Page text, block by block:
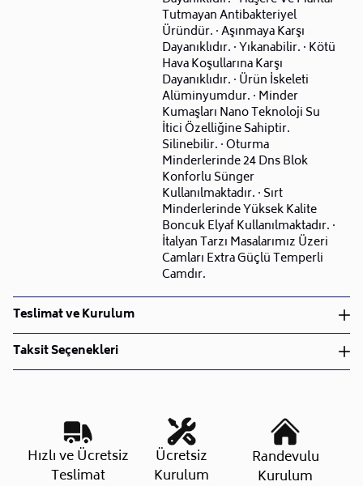
Tutmayan Antibakteriyel
Üründür. · Aşınmaya Karşı
Dayanıklıdır. · Yıkanabilir. · Kötü
Hava Koşullarına Karşı
Dayanıklıdır. · Ürün İskeleti
Alüminyumdur. · Minder
Kumaşları Nano Teknoloji Su
İtici Özelliğine Sahiptir.
Silinebilir. · Oturma
Minderlerinde 24 Dns Blok
Konforlu Sünger
Kullanılmaktadır. · Sırt
Minderlerinde Yüksek Kalite
Boncuk Elyaf Kullanılmaktadır. ·
İtalyan Tarzı Masalarımız Üzeri
Camları Extra Güçlü Temperli
Camdır.
Teslimat ve Kurulum
Teslimat ve Kurulum
• Siparişlerinizi aldıktan sonra en kısa sürede işleme
Kargo süreçlerimizi güçlü lojistik ağımızla
destekleyerek, teslimatı en hızlı şekilde
gerçekleştiriyoruz.
Siparişiniz hazırlandığında kurulum ekiplerimiz sizin
Taksit Seçenekleri
Taksit Sayısı Aylık Tutar
Toplam Tutar
Tek Çekim
32.269,30 TL
32.269,30 TL
Hızlı ve Ücretsiz
Teslimat
Ücretsiz
Kurulum
Randevulu
Kurulum